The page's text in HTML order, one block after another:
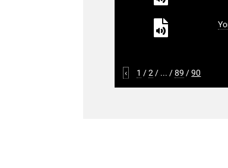
‹ 1 /2 / ... /89 /90